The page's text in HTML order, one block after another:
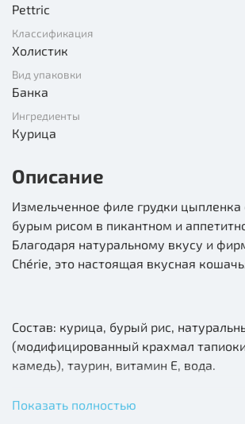
Pettric
Классификация
Холистик
Вид упаковки
Банка
Ингредиенты
Курица
Описание
Измельченное филе грудки
бурым рисом в пикантном и
Благодаря натуральному вкусу и
Chérie, это настоящая вкусная
Состав: курица, бурый рис,
(модифицированный крахмал
камедь), таурин, витамин E, вода.
Показать полностью